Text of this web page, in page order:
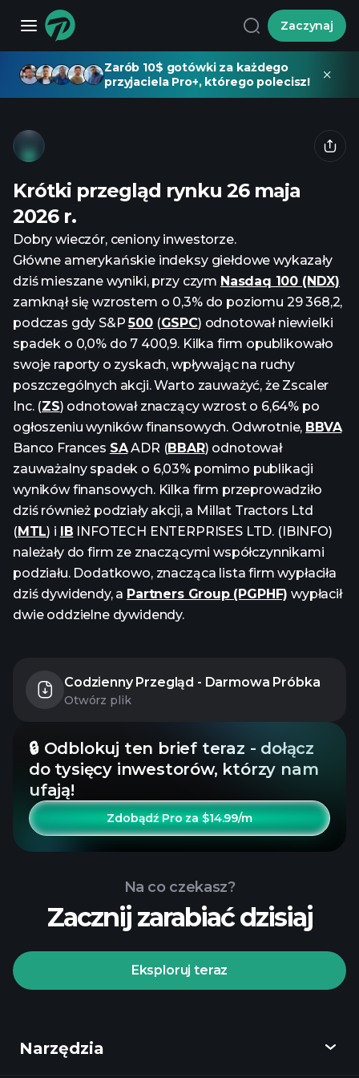
Zaczynaj
Zarób 10$ gotówki za każdego
przyjaciela Pro+, którego polecisz!
Krótki przegląd rynku 26 maja
2026 r.
Dobry wieczór, ceniony inwestorze.
Główne amerykańskie indeksy giełdowe wykazały
dziś mieszane wyniki, przy czym Nasdaq 100 (NDX)
zamknął się wzrostem o 0,3% do poziomu 29 368,2,
podczas gdy S&P500(GSPC) odnotował niewielki
spadek o 0,0% do 7 400,9. Kilka firm opublikowało
swoje raporty o zyskach, wpływając na ruchy
poszczególnych akcji. Warto zauważyć, że Zscaler
Inc. (ZS) odnotował znaczący wzrost o 6,64% po
ogłoszeniu wyników finansowych. Odwrotnie, BBVA
Banco Frances SAADR (BBAR) odnotował
zauważalny spadek o 6,03% pomimo publikacji
wyników finansowych. Kilka firm przeprowadziło
dziś również podziały akcji, a Millat Tractors Ltd
(MTL) i IB INFOTECH ENTERPRISES LTD. (IBINFO)
należały do firm ze znaczącymi współczynnikami
podziału. Dodatkowo, znacząca lista firm wypłaciła
dziś dywidendy, a Partners Group (PGPHF) wypłacił
dwie oddzielne dywidendy.
Codzienny Przegląd - Darmowa Próbka
Otwórz plik
🔒 Odblokuj ten brief teraz - dołącz
do tysięcy inwestorów, którzy nam
ufają!
Zdobądź Pro za $14.99/m
Na co czekasz?
Zacznij zarabiać dzisiaj
Eksploruj teraz
Narzędzia